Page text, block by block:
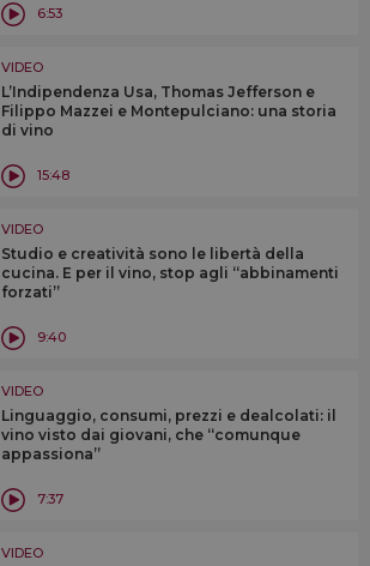
6:53
VIDEO
L’Indipendenza Usa, Thomas Jefferson e
Filippo Mazzei e Montepulciano: una storia
di vino
15:48
VIDEO
Studio e creatività sono le libertà della
cucina. E per il vino, stop agli “abbinamenti
forzati”
9:40
VIDEO
Linguaggio, consumi, prezzi e dealcolati: il
vino visto dai giovani, che “comunque
appassiona”
7:37
VIDEO